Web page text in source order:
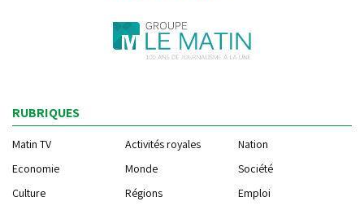
RUBRIQUES
Matin TV Activités royales
Nation
Economie
Monde
Société
Culture
Régions
Emploi